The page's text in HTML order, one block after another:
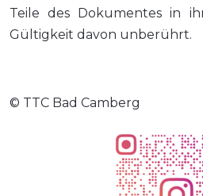
Teile des Dokumentes in
Gültigkeit davon unberührt.
© TTC Bad Camberg